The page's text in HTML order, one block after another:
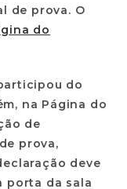
de prova. O
do
do
na Página do
de
prova,
deve
porta da sala